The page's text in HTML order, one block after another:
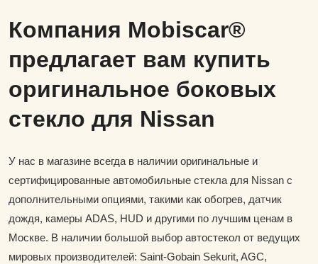
Компания Mobiscar®
предлагает вам купить
оригинальное боковых
стекло для Nissan
У нас в магазине всегда в наличии оригинальные и
сертифицированные автомобильные стекла для Nissan с
дополнительными опциями, такими как обогрев, датчик
дождя, камеры ADAS, HUD и другими по лучшим ценам в
Москве. В наличии большой выбор автостекол от ведущих
мировых производителей: Saint-Gobain Sekurit, AGC,